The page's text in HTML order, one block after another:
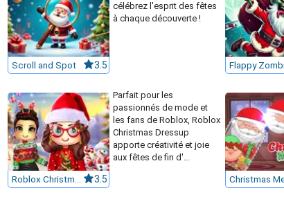
Scroll and Spot 3.5
célébrez l'esprit des fêtes
à chaque découverte !
3.5
Parfait pour les
passionnés de mode et
les fans de Roblox, Roblox
Christmas Dressup
apporte créativité et joie
aux fêtes de fin d'...